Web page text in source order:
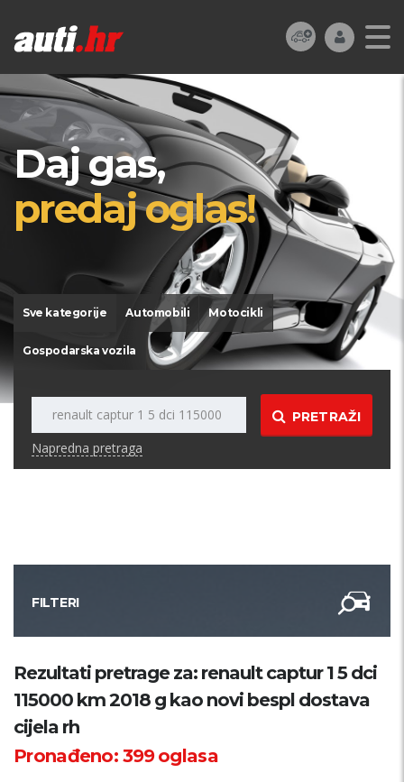
Daj gas,
predaj oglas!
Sve kategorije Automobili Motocikli
Gospodarska vozila
PRETRAŽI
Napredna pretraga
FILTERI
Kategorija
Županija
Samo sa slikom
Rezultati pretrage za: renault captur 1 5 dci
115000 km 2018 g kao novi bespl dostava
cijela rh
Pronađeno:399oglasa